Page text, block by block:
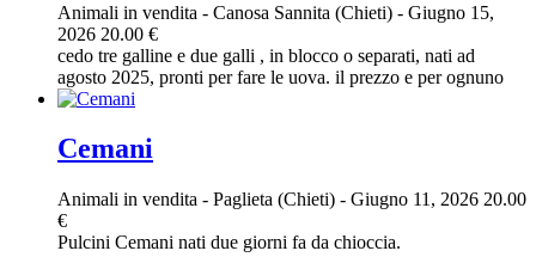
Animali in vendita - Canosa Sannita (Chieti) - Giugno 15,
2026 20.00 €
cedo tre galline e due galli , in blocco o separati, nati ad
agosto 2025, pronti per fare le uova. il prezzo e per ognuno
Cemani
Animali in vendita - Paglieta (Chieti) - Giugno 11, 2026 20.00
€
Pulcini Cemani nati due giorni fa da chioccia.